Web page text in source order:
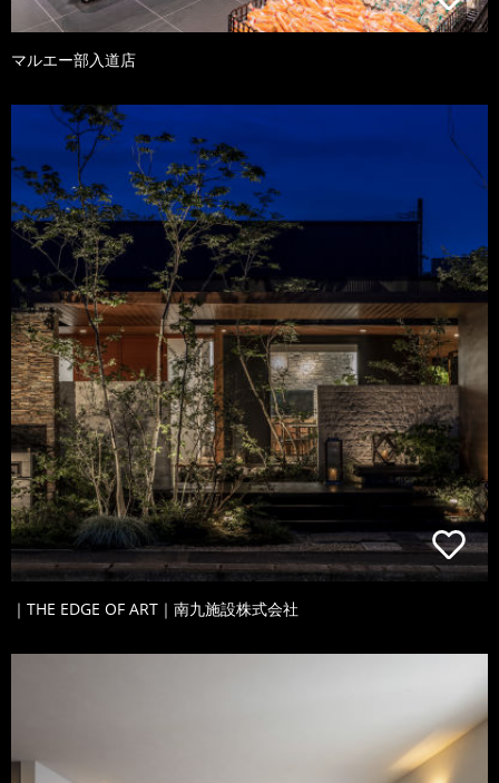
マルエー部入道店
｜THE EDGE OF ART｜南九施設株式会社